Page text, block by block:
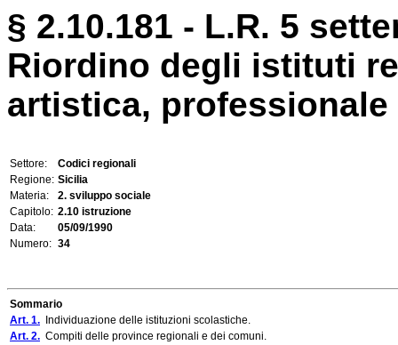
§ 2.10.181 - L.R. 5
Riordino degli istituti
artistica, professionale
Settore:
Codici regionali
Regione: Sicilia
Materia:
2. sviluppo sociale
Capitolo: 2.10 istruzione
Data:
05/09/1990
Numero: 34
Sommario
Art. 1. Individuazione delle istituzioni scolastiche.
Art. 2. Compiti delle province regionali e dei comuni.